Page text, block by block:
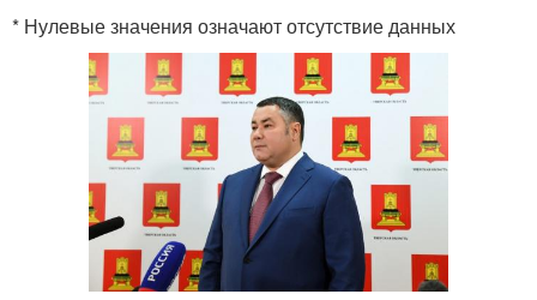
* Нулевые значения означают отсутствие данных